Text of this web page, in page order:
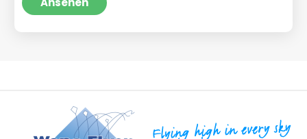
€479,95